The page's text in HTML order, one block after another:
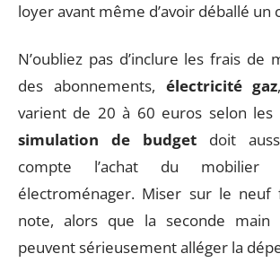
loyer avant même d’avoir déballé un
N’oubliez pas d’inclure les frais de
des abonnements, électricité gaz
varient de 20 à 60 euros selon les
simulation de budget doit
compte l’achat du
électroménager. Miser sur le
note, alors que la seconde main
peuvent sérieusement alléger la